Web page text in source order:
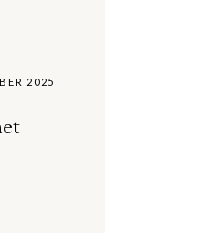
2025